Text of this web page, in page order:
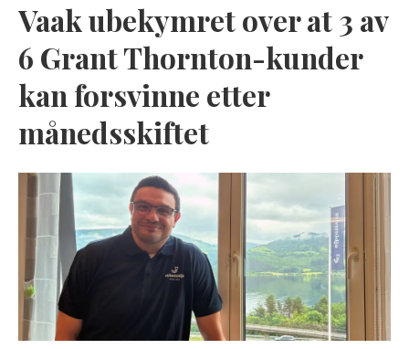
Vaak ubekymret over at 3 av
6 Grant Thornton-kunder
kan forsvinne etter
månedsskiftet